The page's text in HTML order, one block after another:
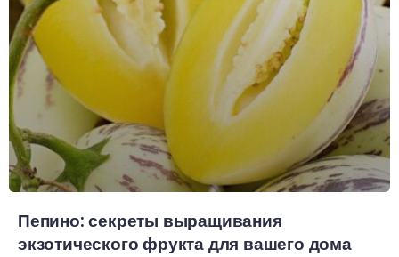
Пепино: секреты выращивания
экзотического фрукта для вашего дома